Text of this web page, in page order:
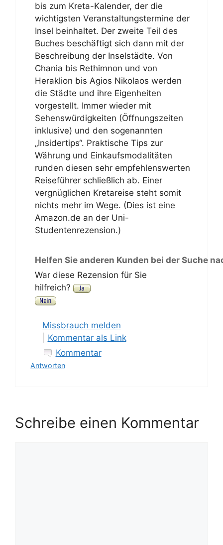
bis zum Kreta-Kalender, der die
wichtigsten Veranstaltungstermine der
Insel beinhaltet. Der zweite Teil des
Buches beschäftigt sich dann mit der
Beschreibung der Inselstädte. Von
Chania bis Rethimnon und von
Heraklion bis Agios Nikolaos werden
die Städte und ihre Eigenheiten
vorgestellt. Immer wieder mit
Sehenswürdigkeiten (Öffnungszeiten
inklusive) und den sogenannten
„Insidertips“. Praktische Tips zur
Währung und Einkaufsmodalitäten
runden diesen sehr empfehlenswerten
Reiseführer schließlich ab. Einer
vergnüglichen Kretareise steht somit
nichts mehr im Wege. (Dies ist eine
Amazon.de an der Uni-
Studentenrezension.)
Helfen Sie anderen Kunden bei der Suche
War diese Rezension für Sie
hilfreich?
Missbrauch melden
Kommentar als Link
Kommentar
Antworten
Schreibe einen Kommentar